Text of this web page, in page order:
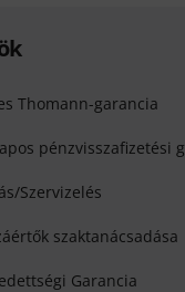
Thomann-garancia
pénzvisszafizetési
Szervizelés
szaktanácsadása
Garancia